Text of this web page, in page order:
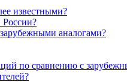
известными?
аналогами?
по сравнению с